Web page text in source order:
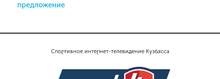
Спортивное интернет-телевидение Кузбасса
предложение